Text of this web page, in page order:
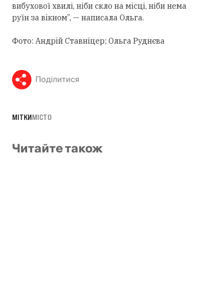
вибухової хвилі, ніби скло на місці, ніби нема
руїн за вікном”, — написала Ольга.
Фото: Андрій Ставніцер; Ольга Руднєва
Поділитися
МІТКИМІСТО
Читайте також